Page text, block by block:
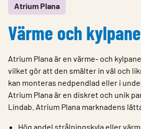
Service & Support
Hållbarhet
Kontakt
Choose languge
Atrium Plana
Värme och
Atrium Plana är en värme- och
vilket gör att den smälter in väl och
kan monteras nedpendlad eller i
Atrium Plana är en diskret och unik
Lindab. Atrium Plana marknadens
Hög andel strålningskyla eller